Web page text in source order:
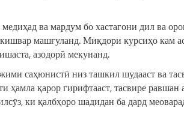
ва мардум бо хастагони дил ва
машғуланд. Миқдори курсиҳо кам
азодорӣ мекунанд.
саҳюнистӣ низ ташкил шудааст ва
ҳамла қарор гирифтааст, тасвире
ки қалбҳоро шадидан ба дард